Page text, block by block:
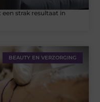
strak resultaat in
BEAUTY EN VERZORGING